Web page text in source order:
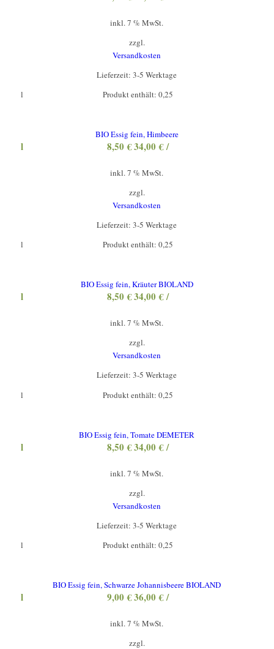
inkl. 7 % MwSt.
zzgl.
Versandkosten
Lieferzeit:3-5 Werktage
Produkt enthält: 0,25
l
BIO Essig fein, Himbeere
8,50€34,00€/
l
inkl. 7 % MwSt.
zzgl.
Versandkosten
Lieferzeit:3-5 Werktage
Produkt enthält: 0,25
l
BIO Essig fein, Kräuter BIOLAND
8,50€34,00€/
l
inkl. 7 % MwSt.
zzgl.
Versandkosten
Lieferzeit:3-5 Werktage
Produkt enthält: 0,25
l
BIO Essig fein, Tomate DEMETER
8,50€34,00€/
l
inkl. 7 % MwSt.
zzgl.
Versandkosten
Lieferzeit:3-5 Werktage
Produkt enthält: 0,25
l
BIO Essig fein, Schwarze Johannisbeere BIOLAND
9,00€36,00€/
l
inkl. 7 % MwSt.
zzgl.